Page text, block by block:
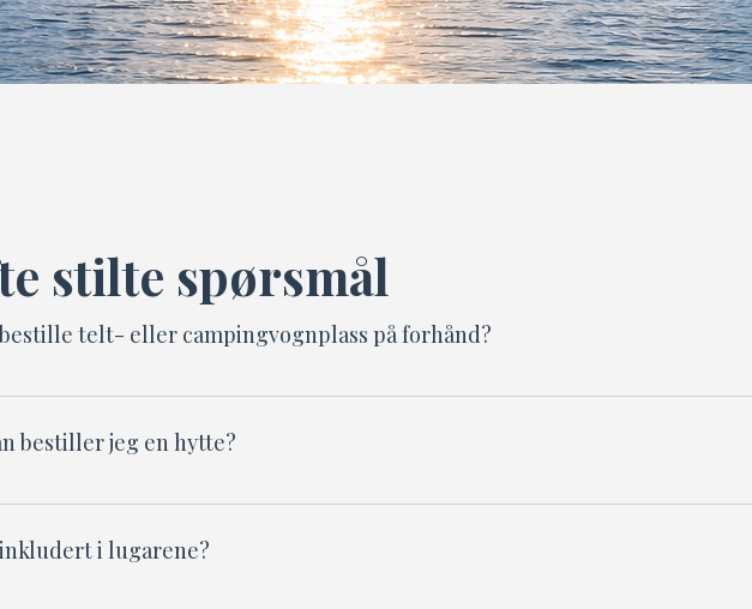
telt- eller campingvognplass på forhånd?
kom innom! Det er vanligvis plass, og du står fritt til å velge din
på forhånd.
bestiller jeg en hytte?
en e-post eller WhatsApp-melding med ankomst-/avreisedato,
Annebu eller Telebu). Du betaler ved ankomst (kontanter
i lugarene?
stilte spørsmål